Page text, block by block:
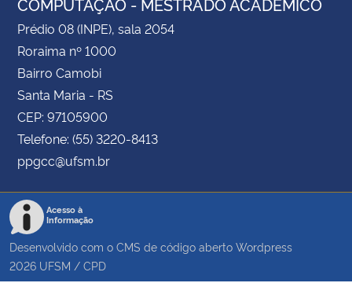
Prédio 08 (INPE), sala 2054
Roraima nº 1000
Bairro Camobi
Santa Maria - RS
CEP: 97105900
Telefone: (55) 3220-8413
ppgcc@ufsm.br
Acesso à
Informação
Desenvolvido com o CMS de código aberto Wordpress
2026 UFSM / CPD